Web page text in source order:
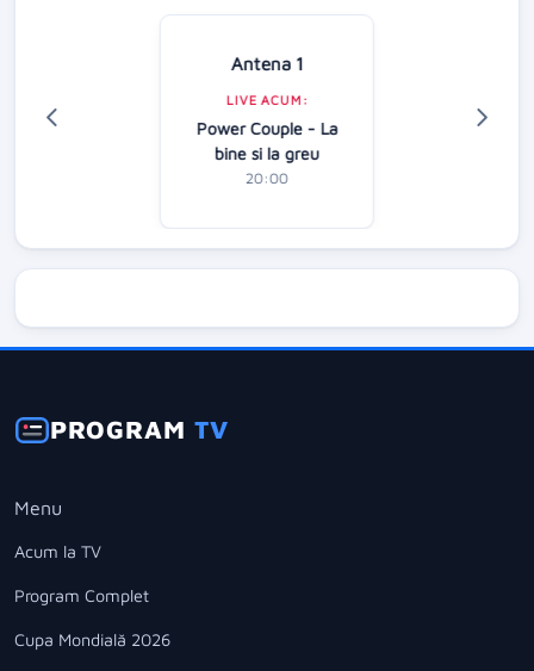
Antena 1
LIVE ACUM:
Power Couple - La
bine si la greu
20:00
PROGRAMTV
Menu
Acum la TV
Program Complet
Cupa Mondială 2026